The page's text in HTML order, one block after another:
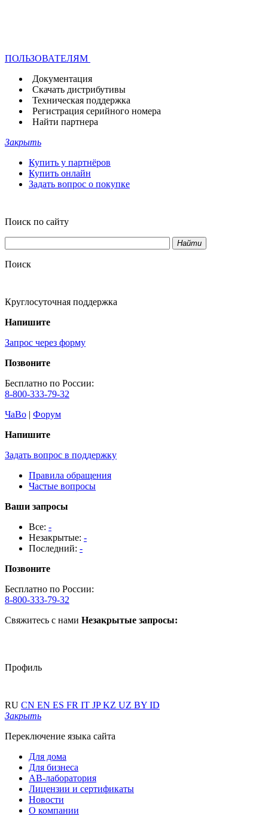
ПОЛЬЗОВАТЕЛЯМ
Документация
Скачать дистрибутивы
Техническая поддержка
Регистрация серийного номера
Найти партнера
Закрыть
Купить у партнёров
Купить онлайн
Задать вопрос о покупке
Поиск по сайту
Найти
Поиск
Круглосуточная поддержка
Напишите
Запрос через форму
Позвоните
Бесплатно по России:
8-800-333-79-32
ЧаВо | Форум
Напишите
Задать вопрос в поддержку
Правила обращения
Частые вопросы
Ваши запросы
Все: -
Незакрытые: -
Последний: -
Позвоните
Бесплатно по России:
8-800-333-79-32
Свяжитесь с нами Незакрытые запросы:
Профиль
RU CN EN ES FR IT JPKZ UZ BY ID
Закрыть
Переключение языка сайта
Для дома
Для бизнеса
АВ-лаборатория
Лицензии и сертификаты
Новости
О компании